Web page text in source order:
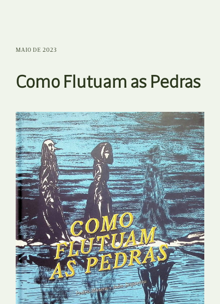
MAIO DE 2023
Como Flutuam as Pedras